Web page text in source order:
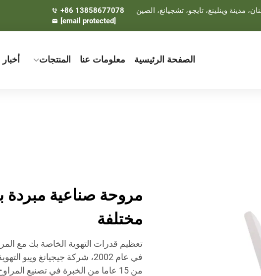
+86 13858677078
[email protected]
الصفحة الرئيسية معلومات عنا المنتجات أخبار
مروحة صناعية مبردة
مختلفة
تعظيم قدرات التهوية الخاصة بك مع
في عام 2002، شركة جيجيانغ وييو
من 15 عاما من الخبرة في تصنيع المراوح الدوارة الهندسية الصناعية الكب